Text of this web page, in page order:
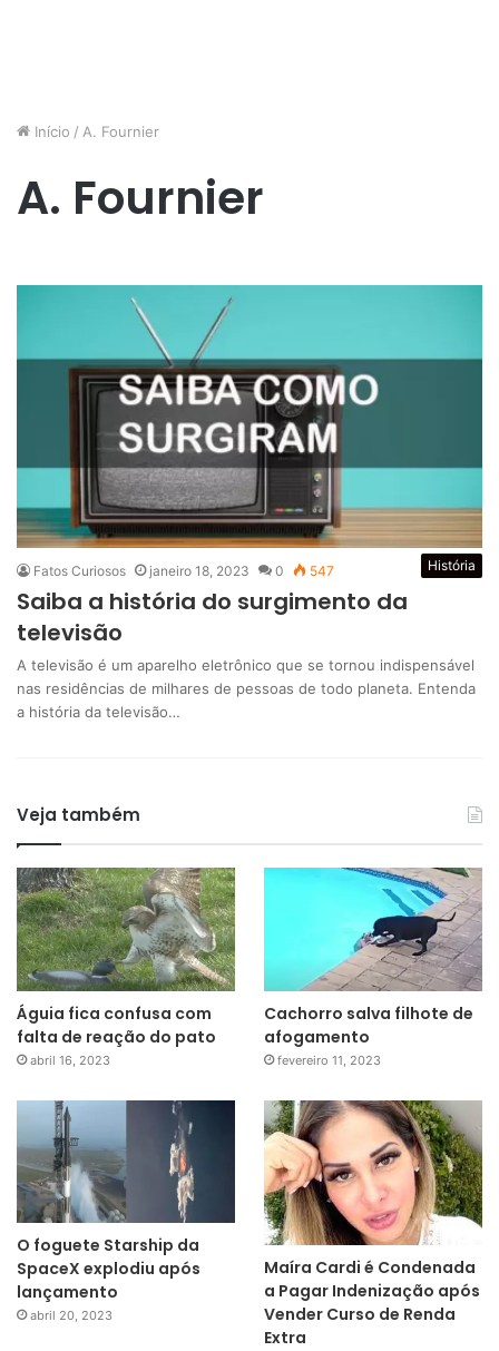
Início / A. Fournier
A. Fournier
História
Fatos Curiosos janeiro 18, 2023 0 547
Saiba a história do surgimento da
televisão
A televisão é um aparelho eletrônico que se tornou indispensável
nas residências de milhares de pessoas de todo planeta. Entenda
a história da televisão…
Veja também
Águia fica confusa com
falta de reação do pato
abril 16, 2023
Cachorro salva filhote de
afogamento
fevereiro 11, 2023
O foguete Starship da
SpaceX explodiu após
lançamento
abril 20, 2023
Maíra Cardi é Condenada
a Pagar Indenização após
Vender Curso de Renda
Extra